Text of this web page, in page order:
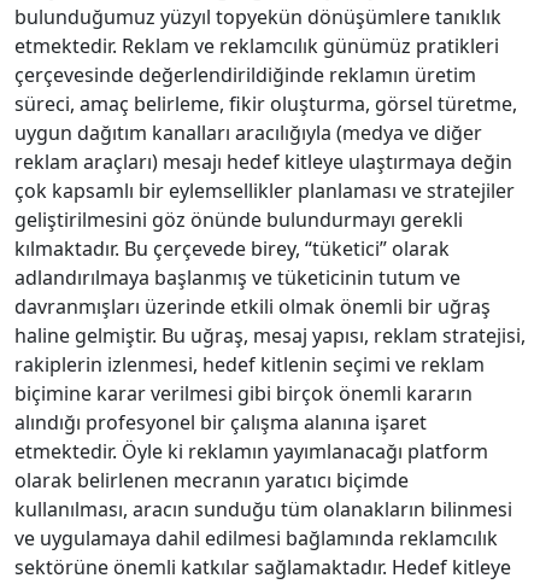
bulunduğumuz yüzyıl topyekün dönüşümlere tanıklık
etmektedir. Reklam ve reklamcılık günümüz pratikleri
çerçevesinde değerlendirildiğinde reklamın üretim
süreci, amaç belirleme, fikir oluşturma, görsel türetme,
uygun dağıtım kanalları aracılığıyla (medya ve diğer
reklam araçları) mesajı hedef kitleye ulaştırmaya değin
çok kapsamlı bir eylemsellikler planlaması ve stratejiler
geliştirilmesini göz önünde bulundurmayı gerekli
kılmaktadır. Bu çerçevede birey, “tüketici” olarak
adlandırılmaya başlanmış ve tüketicinin tutum ve
davranmışları üzerinde etkili olmak önemli bir uğraş
haline gelmiştir. Bu uğraş, mesaj yapısı, reklam stratejisi,
rakiplerin izlenmesi, hedef kitlenin seçimi ve reklam
biçimine karar verilmesi gibi birçok önemli kararın
alındığı profesyonel bir çalışma alanına işaret
etmektedir. Öyle ki reklamın yayımlanacağı platform
olarak belirlenen mecranın yaratıcı biçimde
kullanılması, aracın sunduğu tüm olanakların bilinmesi
ve uygulamaya dahil edilmesi bağlamında reklamcılık
sektörüne önemli katkılar sağlamaktadır. Hedef kitleye